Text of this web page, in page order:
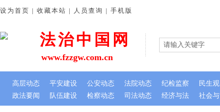
法治中国网
政法要闻 队伍建设 检察动态 司法动态 经济与法 社会
设为首页 | 收藏本站 | 人员查询 | 手机版
www.fzzgw.com.cn
高层动态 平安建设 公安动态 法院动态 纪检监察 民生